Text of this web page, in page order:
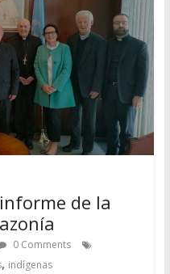
de la
0 Comments
, indígenas